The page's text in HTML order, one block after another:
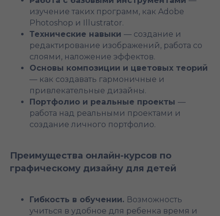
изучение таких программ, как Adobe
Photoshop и Illustrator.
Технические навыки — создание и
редактирование изображений, работа со
слоями, наложение эффектов.
Основы композиции и цветовых теорий
— как создавать гармоничные и
привлекательные дизайны.
Портфолио и реальные проекты —
работа над реальными проектами и
создание личного портфолио.
Преимущества онлайн-курсов по
графическому дизайну для детей
Гибкость в обучении. Возможность
учиться в удобное для ребенка время и